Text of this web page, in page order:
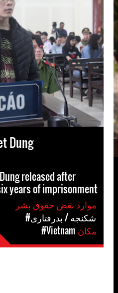
Dung
released after
years of imprisonment
#شکنجه / بدرفتاری
#Vietnam